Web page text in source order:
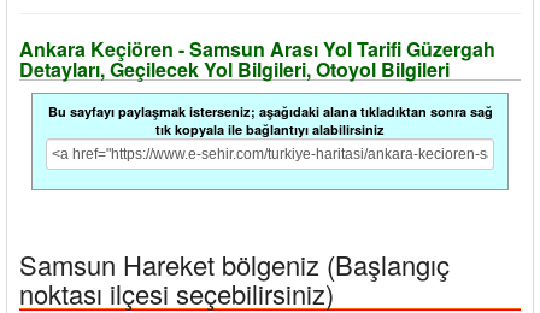
Ankara Keçiören - Samsun Arası Yol Tarifi Güzergah
Detayları, Geçilecek Yol Bilgileri, Otoyol Bilgileri
Bu sayfayı paylaşmak isterseniz; aşağıdaki alana tıkladıktan sonra sağ
tık kopyala ile bağlantıyı alabilirsiniz
Samsun Hareket bölgeniz (Başlangıç
noktası ilçesi seçebilirsiniz)